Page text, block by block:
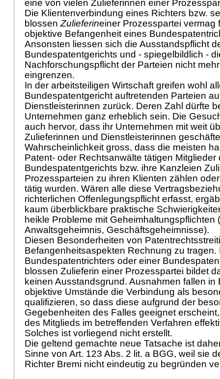
eine von vielen Zulieferinnen einer
Die Klientenverbindung eines Richters bzw.
blossen Zulieferineiner Prozesspartei vermag
objektive Befangenheit eines
Ansonsten liessen sich die Ausstandspflicht
Bundespatentgerichts und - spiegelbildlich -
Nachforschungspflicht der Parteien nicht
eingrenzen.
In der arbeitsteiligen Wirtschaft greifen wohl
Bundespatentgericht auftretenden Parteien
Dienstleisterinnen zurück. Deren Zahl dürfte
Unternehmen ganz erheblich sein. Die
auch hervor, dass ihr Unternehmen mit weit
Zulieferinnen und Dienstleisterinnen
Wahrscheinlichkeit gross, dass die meisten
Patent- oder Rechtsanwälte tätigen Mitglieder
Bundespatentgerichts bzw. ihre Kanzleien
Prozessparteien zu ihren Klienten zählen
tätig wurden. Wären alle diese
richterlichen Offenlegungspflicht erfasst,
kaum überblickbare praktische
heikle Probleme mit Geheimhaltungspflichten
Anwaltsgeheimnis, Geschäftsgeheimnisse).
Diesen Besonderheiten von
Befangenheitsaspekten Rechnung zu tragen.
Bundespatentrichters oder einer
blossen Zulieferin einer Prozesspartei bildet
keinen Ausstandsgrund. Ausnahmen fallen in
objektive Umstände die Verbindung als
qualifizieren, so dass diese aufgrund der
Gegebenheiten des Falles geeignet
des Mitglieds im betreffenden Verfahren
Solches ist vorliegend nicht erstellt.
Die geltend gemachte neue Tatsache ist
Sinne von Art. 123 Abs. 2 lit. a BGG, weil sie
Richter Bremi nicht eindeutig zu begründen